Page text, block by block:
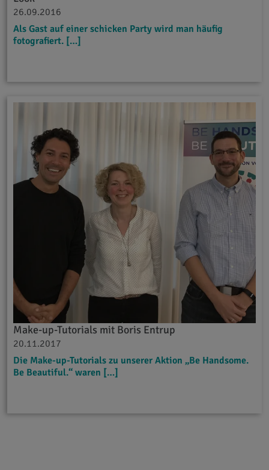
26.09.2016
Als Gast auf einer schicken Party wird man häufig
fotografiert. […]
Make-up-Tutorials mit Boris Entrup
20.11.2017
Die Make-up-Tutorials zu unserer Aktion „Be Handsome.
Be Beautiful.“ waren […]